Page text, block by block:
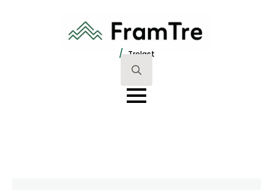
/ Trelast
Search
for: